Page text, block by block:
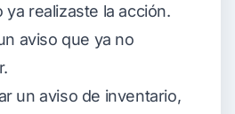
realizaste la acción.
aviso que ya no
un aviso de inventario,